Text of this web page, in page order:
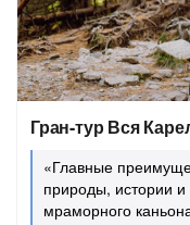
Гран-тур Вся
«Главные
природы, истории и
мраморного